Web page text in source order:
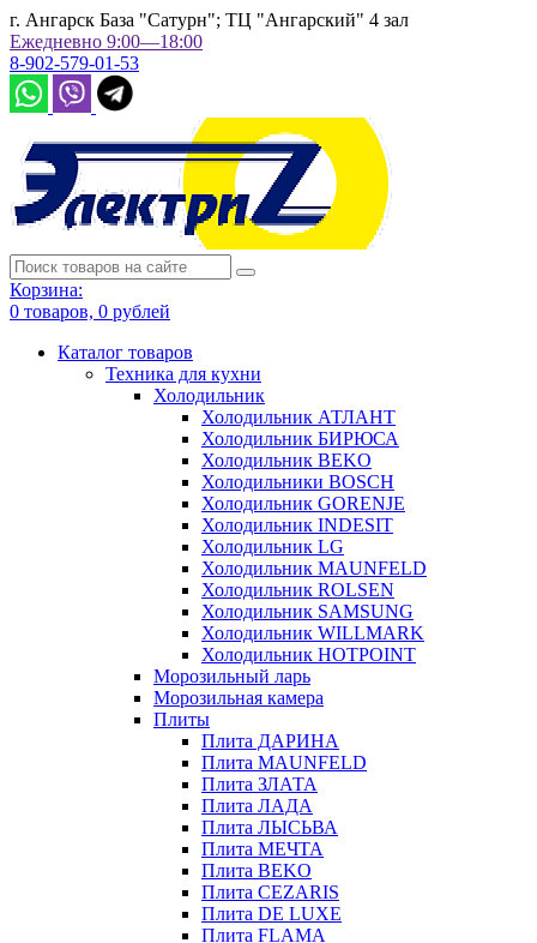
г. Ангарск База "Сатурн"; ТЦ "Ангарский" 4 зал
Ежедневно 9:00—18:00
8-902-579-01-53
Корзина:
0 товаров, 0 рублей
Каталог товаров
Техника для кухни
Холодильник
Холодильник АТЛАНТ
Холодильник БИРЮСА
Холодильник BEKO
Холодильники BOSCH
Холодильник GORENJE
Холодильник INDESIT
Холодильник LG
Холодильник MAUNFELD
Холодильник ROLSEN
Холодильник SAMSUNG
Холодильник WILLMARK
Холодильник HOTPOINT
Морозильный ларь
Морозильная камера
Плиты
Плита ДАРИНА
Плита MAUNFELD
Плита ЗЛАТА
Плита ЛАДА
Плита ЛЫСЬВА
Плита МЕЧТА
Плита BEKO
Плита CEZARIS
Плита DE LUXE
Плита FLAMA